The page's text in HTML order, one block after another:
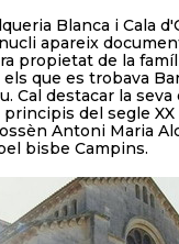
Blanca i Cala
apareix
propietat de la
que es trobava
Cal destacar la seva
del segle XX
Antoni Maria
bisbe Campins.